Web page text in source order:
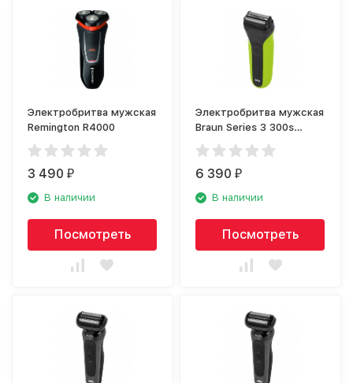
Электробритва мужская
Remington R4000
3 490₽
В наличии
Посмотреть
Электробритва мужская
Braun Series 3 300s
Green
6 390₽
В наличии
Посмотреть